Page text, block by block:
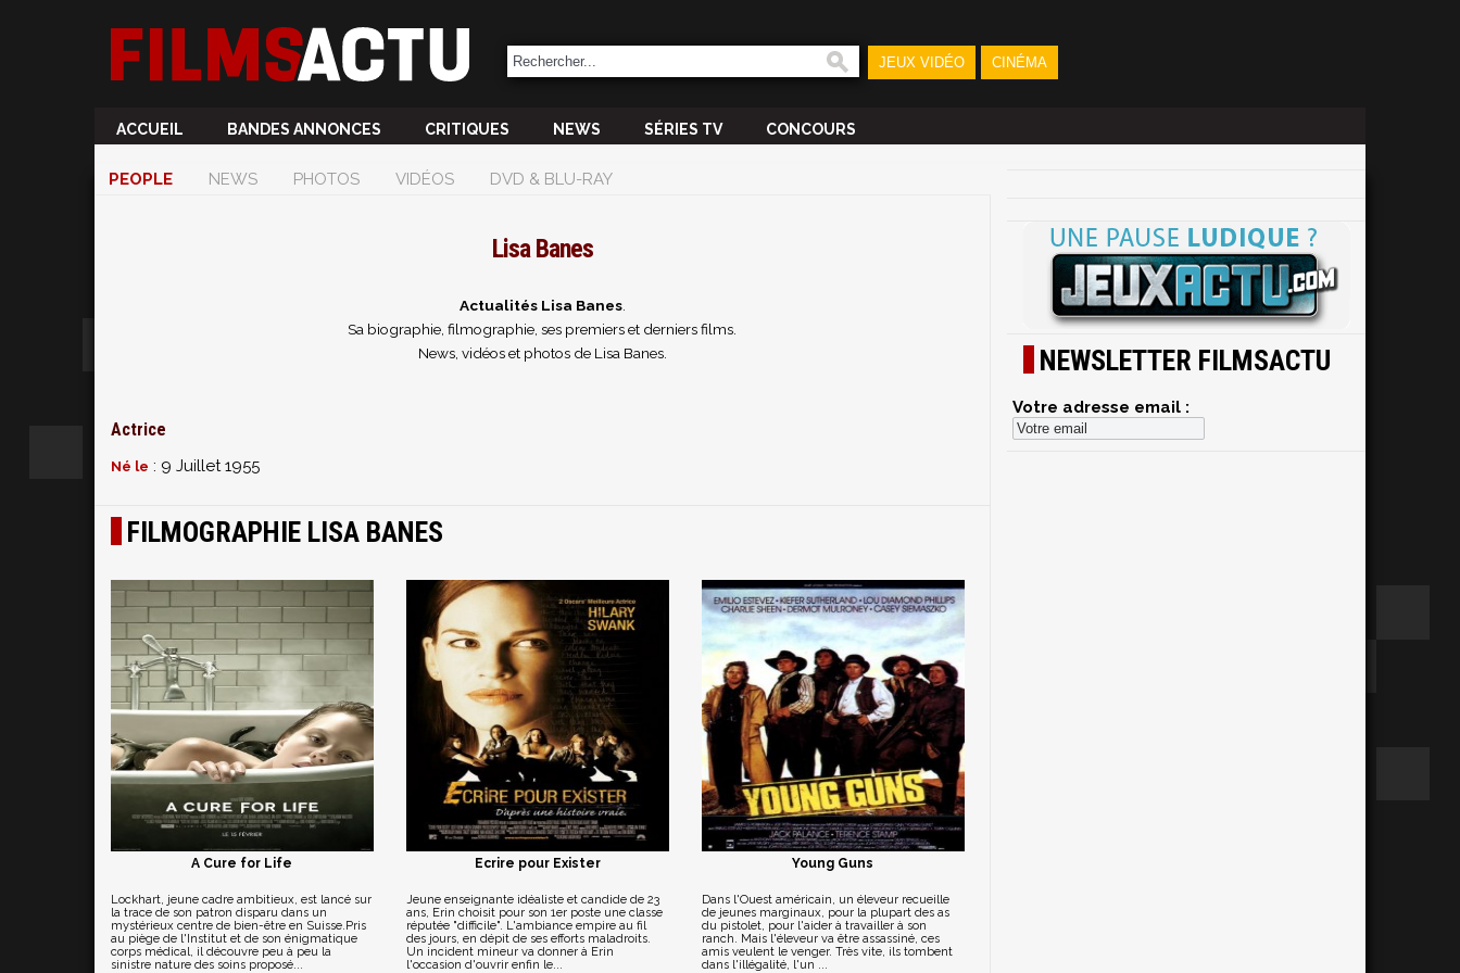
JEUX VIDÉO CINÉMA
ACCUEIL BANDES ANNONCES CRITIQUES NEWS SÉRIES TV CONCOURS
PEOPLE NEWS PHOTOS VIDÉOS DVD & BLU-RAY
Lisa Banes
Actualités Lisa Banes.
Sa biographie, filmographie, ses premiers et derniers films.
News, vidéos et photos de Lisa Banes.
Actrice
Né le : 9 Juillet 1955
FILMOGRAPHIE LISA BANES
A Cure for Life
Lockhart, jeune cadre ambitieux, est lancé sur
la trace de son patron disparu dans un
mystérieux centre de bien-être en Suisse.Pris
au piège de l'Institut et de son énigmatique
corps médical, il découvre peu à peu la
sinistre nature des soins proposé...
Ecrire pour Exister
Jeune enseignante idéaliste et candide de 23
ans, Erin choisit pour son 1er poste une classe
réputée "difficile". L'ambiance empire au fil
des jours, en dépit de ses efforts maladroits.
Un incident mineur va donner à Erin
l'occasion d'ouvrir enfin le...
Young Guns
Dans l'Ouest américain, un éleveur recueille
de jeunes marginaux, pour la plupart des as
du pistolet, pour l'aider à travailler à son
ranch. Mais l'éleveur va être assassiné, ces
amis veulent le venger. Très vite, ils tombent
dans l'illégalité, l'un ...
NEWSLETTER FILMSACTU
Votre adresse email :